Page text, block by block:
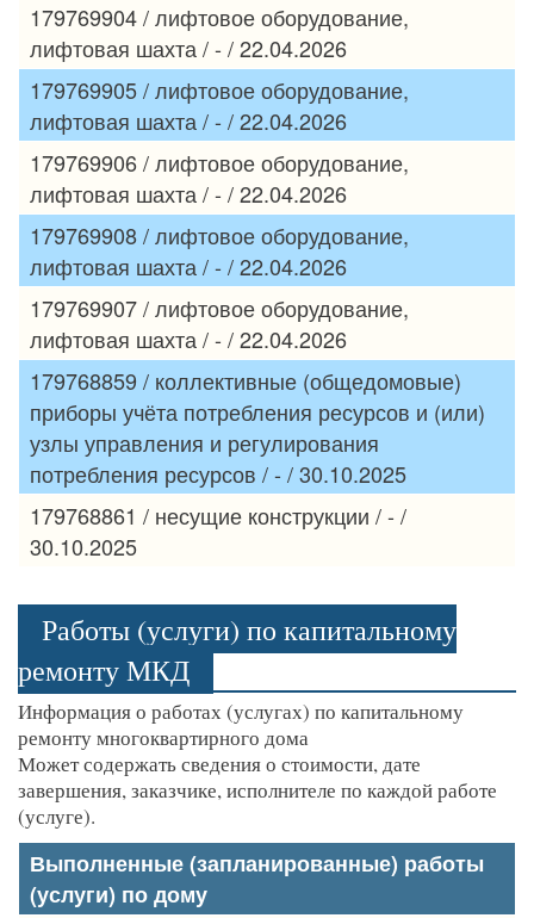
179769904 / лифтовое оборудование,
лифтовая шахта / - / 22.04.2026
179769905 / лифтовое оборудование,
лифтовая шахта / - / 22.04.2026
179769906 / лифтовое оборудование,
лифтовая шахта / - / 22.04.2026
179769908 / лифтовое оборудование,
лифтовая шахта / - / 22.04.2026
179769907 / лифтовое оборудование,
лифтовая шахта / - / 22.04.2026
179768859 / коллективные (общедомовые)
приборы учёта потребления ресурсов и (или)
узлы управления и регулирования
потребления ресурсов / - / 30.10.2025
179768861 / несущие конструкции / - /
30.10.2025
Работы (услуги) по капитальному
ремонту МКД
Информация о работах (услугах) по капитальному
ремонту многоквартирного дома
Может содержать сведения о стоимости, дате
завершения, заказчике, исполнителе по каждой работе
(услуге).
Выполненные (запланированные) работы
(услуги) по дому